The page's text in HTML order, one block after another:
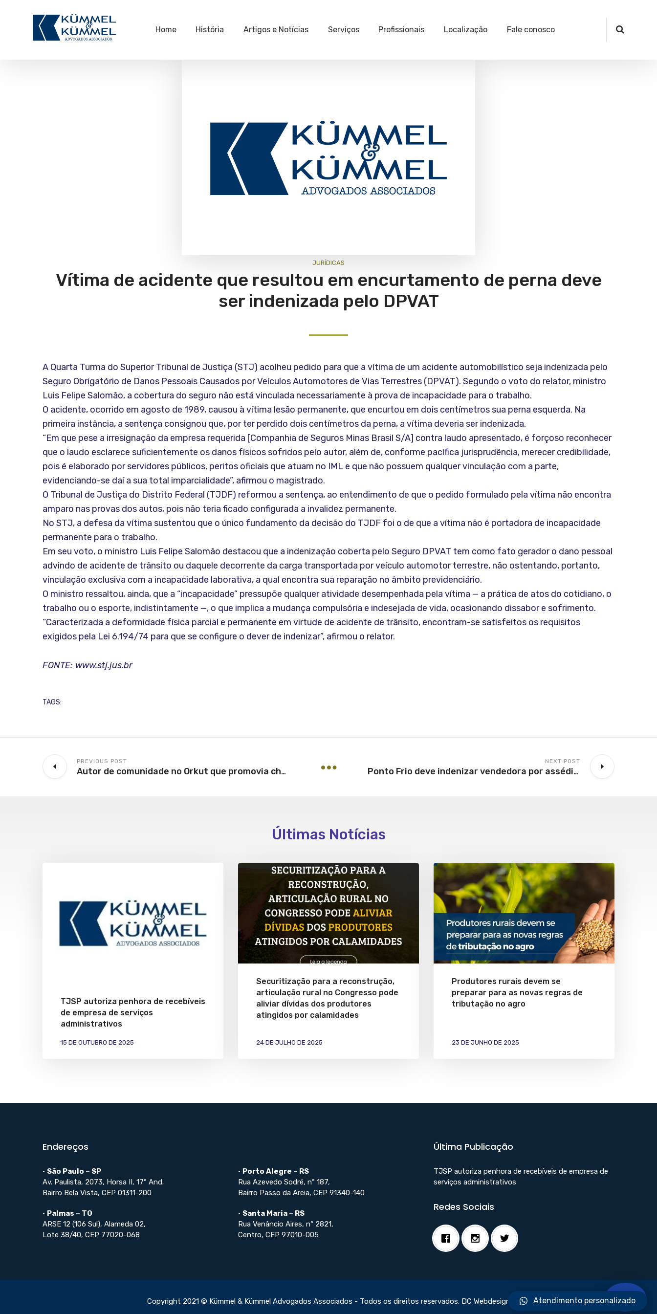
Home História Artigos e Notícias Serviços Profissionais Localização Fale conosco
JURÍ­DICAS
Vítima de acidente que resultou em encurtamento de perna deve
ser indenizada pelo DPVAT
A Quarta Turma do Superior Tribunal de Justiça (STJ) acolheu pedido para que a vítima de um acidente automobilístico seja indenizada pelo
Seguro Obrigatório de Danos Pessoais Causados por Veículos Automotores de Vias Terrestres (DPVAT). Segundo o voto do relator, ministro
Luis Felipe Salomão, a cobertura do seguro não está vinculada necessariamente à prova de incapacidade para o trabalho.
O acidente, ocorrido em agosto de 1989, causou à vítima lesão permanente, que encurtou em dois centímetros sua perna esquerda. Na
primeira instância, a sentença consignou que, por ter perdido dois centímetros da perna, a vítima deveria ser indenizada.
“Em que pese a irresignação da empresa requerida [Companhia de Seguros Minas Brasil S/A] contra laudo apresentado, é forçoso reconhecer
que o laudo esclarece suficientemente os danos físicos sofridos pelo autor, além de, conforme pacífica jurisprudência, merecer credibilidade,
pois é elaborado por servidores públicos, peritos oficiais que atuam no IML e que não possuem qualquer vinculação com a parte,
evidenciando-se daí a sua total imparcialidade”, afirmou o magistrado.
O Tribunal de Justiça do Distrito Federal (TJDF) reformou a sentença, ao entendimento de que o pedido formulado pela vítima não encontra
amparo nas provas dos autos, pois não teria ficado configurada a invalidez permanente.
No STJ, a defesa da vítima sustentou que o único fundamento da decisão do TJDF foi o de que a vítima não é portadora de incapacidade
permanente para o trabalho.
Em seu voto, o ministro Luis Felipe Salomão destacou que a indenização coberta pelo Seguro DPVAT tem como fato gerador o dano pessoal
advindo de acidente de trânsito ou daquele decorrente da carga transportada por veículo automotor terrestre, não ostentando, portanto,
vinculação exclusiva com a incapacidade laborativa, a qual encontra sua reparação no âmbito previdenciário.
O ministro ressaltou, ainda, que a “incapacidade” pressupõe qualquer atividade desempenhada pela vítima — a prática de atos do cotidiano, o
trabalho ou o esporte, indistintamente —, o que implica a mudança compulsória e indesejada de vida, ocasionando dissabor e sofrimento.
“Caracterizada a deformidade física parcial e permanente em virtude de acidente de trânsito, encontram-se satisfeitos os requisitos
exigidos pela Lei 6.194/74 para que se configure o dever de indenizar”, afirmou o relator.
FONTE: www.stj.jus.br
TAGS:
PREVIOUS POST
Autor de comunidade no Orkut que promovia chacota contra PM é condenado
NEXT POST
Ponto Frio deve indenizar vendedora por assédio sexual
Últimas Notícias
TJSP autoriza penhora de recebíveis
de empresa de serviços
administrativos
15 DE OUTUBRO DE 2025
Securitização para a reconstrução,
articulação rural no Congresso pode
aliviar dívidas dos produtores
atingidos por calamidades
24 DE JULHO DE 2025
Produtores rurais devem se
preparar para as novas regras de
tributação no agro
23 DE JUNHO DE 2025
Endereços
• São Paulo – SP
Av. Paulista, 2073, Horsa II, 17º And.
Bairro Bela Vista, CEP 01311-200
• Palmas – TO
ARSE 12 (106 Sul), Alameda 02,
Lote 38/40, CEP 77020-068
• Porto Alegre – RS
Rua Azevedo Sodré, nº 187,
Bairro Passo da Areia, CEP 91340-140
• Santa Maria – RS
Rua Venâncio Aires, nº 2821,
Centro, CEP 97010-005
Última Publicação
TJSP autoriza penhora de recebíveis de empresa de
serviços administrativos
Redes Sociais
Copyright 2021 © Kümmel & Kümmel Advogados Associados - Todos os direitos reservados. DC Webdesign Atendimento personalizado